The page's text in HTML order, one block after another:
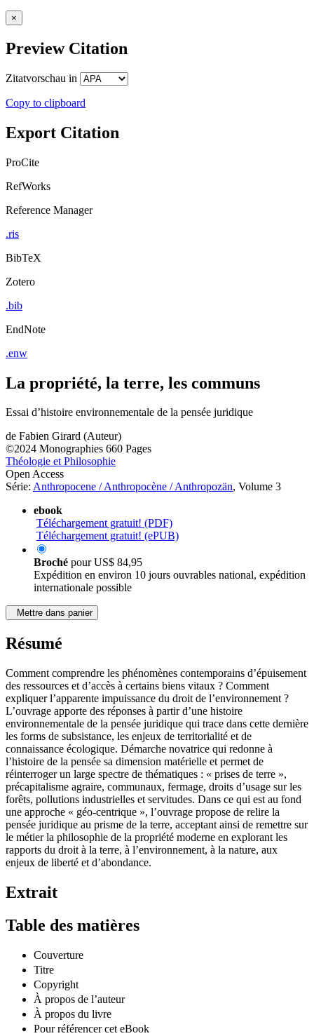
×
Preview Citation
Zitatvorschau in
Copy to clipboard
Export Citation
ProCite
RefWorks
Reference Manager
.ris
BibTeX
Zotero
.bib
EndNote
.enw
La propriété, la terre, les communs
Essai d’histoire environnementale de la pensée juridique
de Fabien Girard (Auteur)
©2024 Monographies 660 Pages
Théologie et Philosophie
Open Access
Série: Anthropocene / Anthropocène / Anthropozän, Volume 3
ebook
Téléchargement gratuit! (PDF)
Téléchargement gratuit! (ePUB)
Broché pourUS$ 84,95
Expédition en environ 10 jours ouvrables national, expédition
internationale possible
Mettre dans panier
Résumé
Comment comprendre les phénomènes contemporains d’épuisement
des ressources et d’accès à certains biens vitaux ? Comment
expliquer l’apparente impuissance du droit de l’environnement ?
L’ouvrage apporte des réponses à partir d’une histoire
environnementale de la pensée juridique qui trace dans cette dernière
les forms de subsistance, les enjeux de territorialité et de
connaissance écologique. Démarche novatrice qui redonne à
l’histoire de la pensée sa dimension matérielle et permet de
réinterroger un large spectre de thématiques : « prises de terre »,
précapitalisme agraire, communaux, fermage, droits d’usage sur les
forêts, pollutions industrielles et servitudes. Dans ce qui est au fond
une approche « géo-centrique », l’ouvrage propose de relire la
pensée juridique au prisme de la terre, acceptant ainsi de remettre sur
le métier la philosophie de la propriété moderne en explorant les
rapports du droit à la terre, à l’environnement, à la nature, aux
enjeux de liberté et d’abondance.
Extrait
Table des matières
Couverture
Titre
Copyright
À propos de l’auteur
À propos du livre
Pour référencer cet eBook